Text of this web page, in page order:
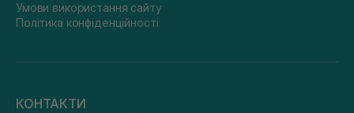
Умови використання сайту
Політика конфіденційності
КОНТАКТИ